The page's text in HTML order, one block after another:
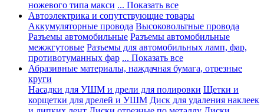
ножевого типа макси ... Показать все
Автоэлектрика и сопутствующие товары
Аккумуляторные провода Высоковольтные провода
Разъемы автомобильные Разъемы автомобильные
межжгутовые Разъемы для автомобильных ламп, фар,
противотуманных фар ... Показать все
Абразивные материалы, наждачная бумага, отрезные
круги
Насадки для УШМ и дрели для полировки Щетки и
корщетки для дрелей и УШМ Диск для удаления наклеек